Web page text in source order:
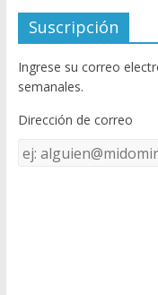
e
b
o
o
k
itt
er
u
T
u
e
C
Suscripción
Ingrese su correo
semanales.
Dirección de correo
Dirección
de